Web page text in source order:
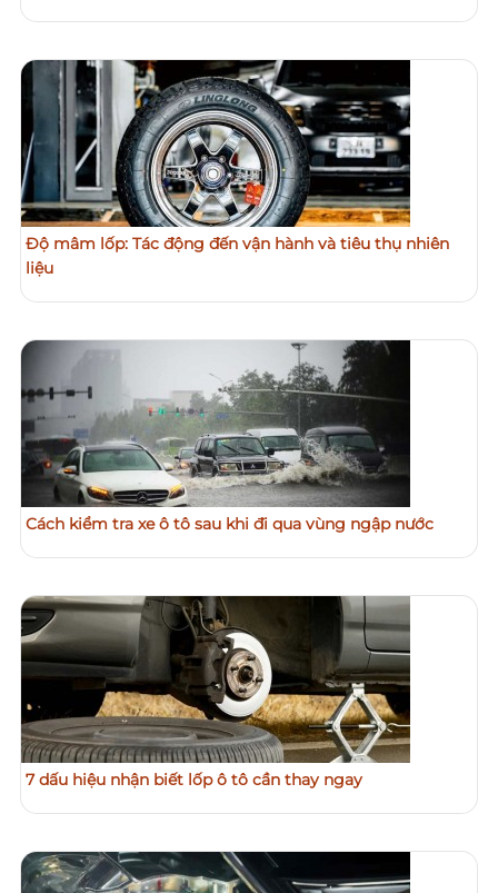
Độ mâm lốp: Tác động đến vận hành và tiêu thụ nhiên
liệu
Cách kiểm tra xe ô tô sau khi đi qua vùng ngập nước
7 dấu hiệu nhận biết lốp ô tô cần thay ngay